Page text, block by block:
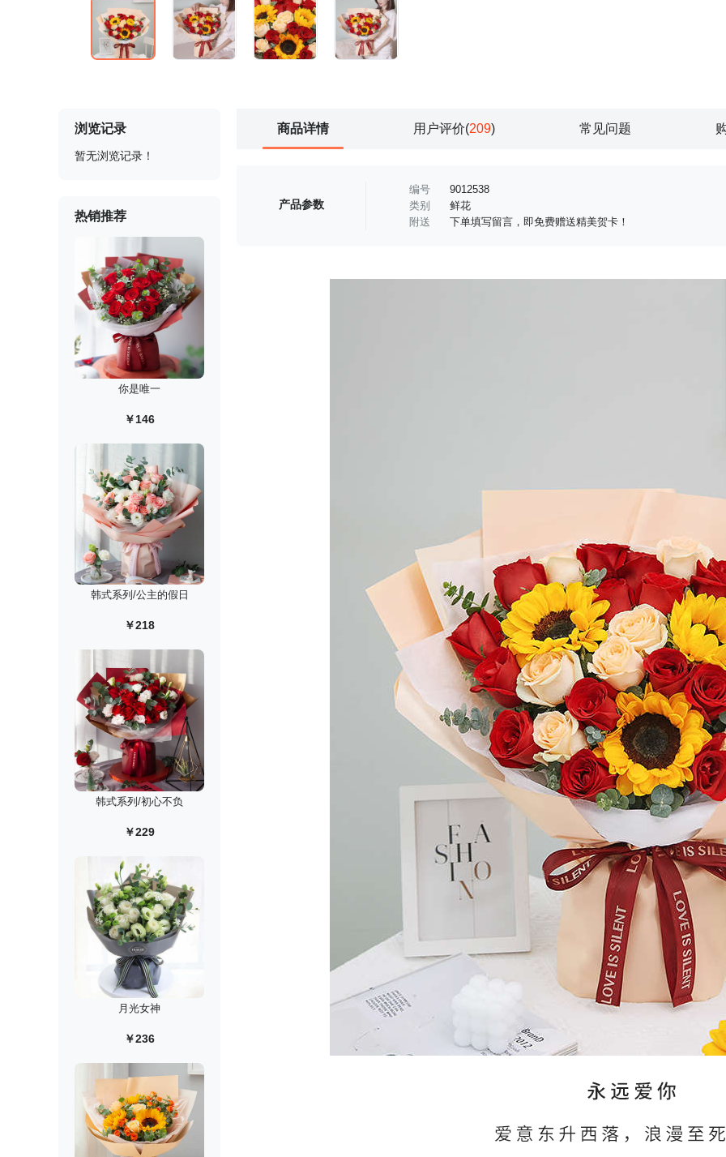
浏览记录
暂无浏览记录！
热销推荐
你是唯一
￥146
韩式系列/公主的假日
￥218
韩式系列/初心不负
￥229
月光女神
￥236
商品详情 用户评价(209) 常见问题
产品参数
编号
9012538
类别
鲜花
附送
下单填写留言，即免费赠送精美贺卡！